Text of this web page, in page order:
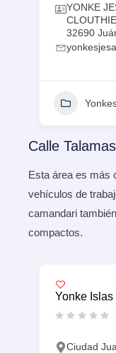
YONKE
32690
Calle
Esta área es más
vehículos de
camandari
compactos.
Yonke Islas
Ciudad